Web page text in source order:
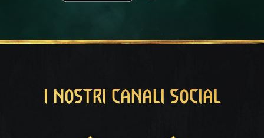
I NOSTRI CANALI SOCIAL